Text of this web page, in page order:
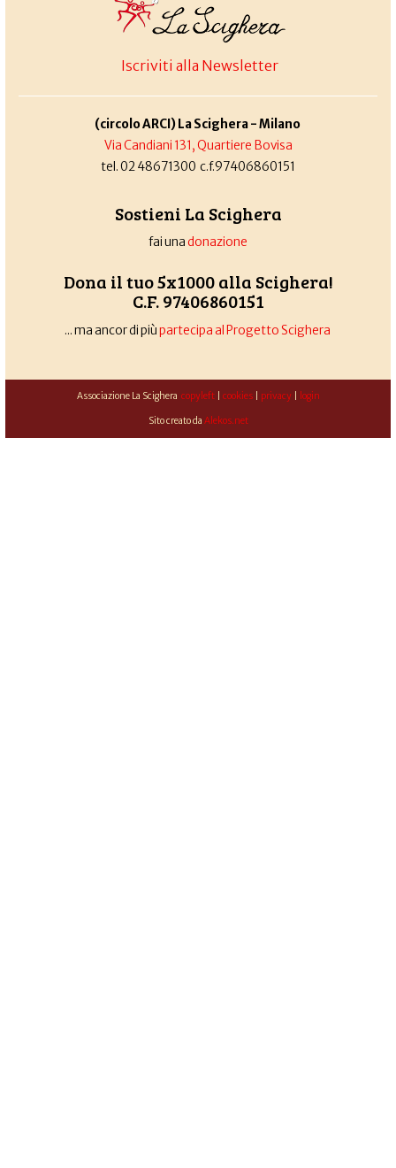
Iscriviti alla Newsletter
(circolo ARCI) La Scighera - Milano
Via Candiani 131, Quartiere Bovisa
tel. 02 48671300 c.f.97406860151
Sostieni La Scighera
fai unadonazione
Dona il tuo 5x1000 alla Scighera!
C.F. 97406860151
... ma ancor di piùpartecipa al Progetto Scighera
Associazione La Scighera copyleft| cookies| privacy| login
Sito creato da Alekos.net